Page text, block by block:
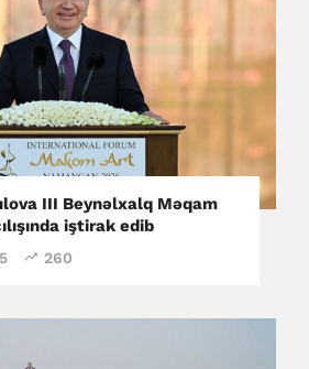
III Beynəlxalq Məqam
iştirak edib
260